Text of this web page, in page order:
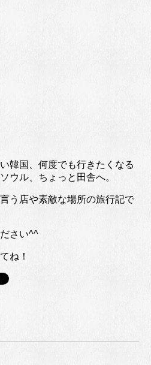
韓国、何度でも行きたくなる
ウル、ちょっと田舎へ。
う店や素敵な場所の旅行記で
さい^^
ね！